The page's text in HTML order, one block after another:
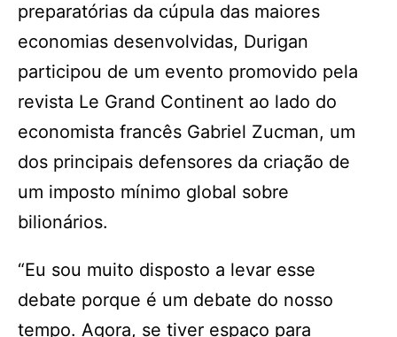
preparatórias da cúpula das maiores
economias desenvolvidas, Durigan
participou de um evento promovido pela
revista Le Grand Continent ao lado do
economista francês Gabriel Zucman, um
dos principais defensores da criação de
um imposto mínimo global sobre
bilionários.
“Eu sou muito disposto a levar esse
debate porque é um debate do nosso
tempo. Agora, se tiver espaço para